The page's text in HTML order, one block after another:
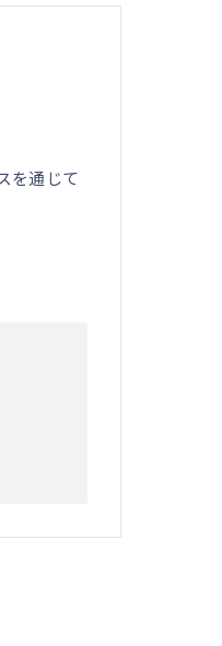
を通じて